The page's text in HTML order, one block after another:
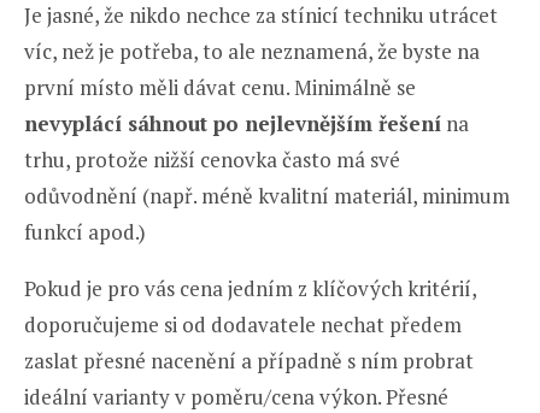
Je jasné, že nikdo nechce za stínicí techniku utrácet
víc, než je potřeba, to ale neznamená, že byste na
první místo měli dávat cenu. Minimálně se
nevyplácí sáhnout po nejlevnějším řešení na
trhu, protože nižší cenovka často má své
odůvodnění (např. méně kvalitní materiál, minimum
funkcí apod.)
Pokud je pro vás cena jedním z klíčových kritérií,
doporučujeme si od dodavatele nechat předem
zaslat přesné nacenění a případně s ním probrat
ideální varianty v poměru/cena výkon. Přesné